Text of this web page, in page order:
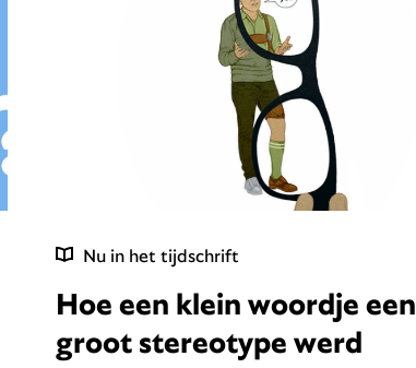
Nu in het tijdschrift
Hoe een klein woordje een
groot stereotype werd